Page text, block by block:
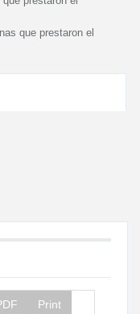
que prestaron el
Print